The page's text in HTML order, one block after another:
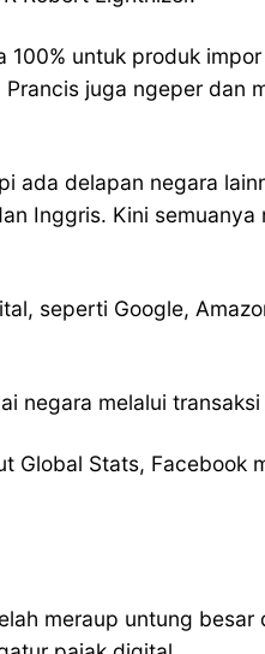
untuk produk
juga ngeper dan
ada delapan negara
Inggris. Kini semuanya
seperti Google,
negara melalui
Global Stats, Facebook
meraup untung besar